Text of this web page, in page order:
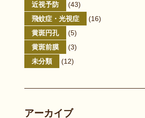
近視予防
(43)
飛蚊症・光視症
(16)
黄斑円孔
(5)
黄斑前膜
(3)
未分類
(12)
アーカイブ